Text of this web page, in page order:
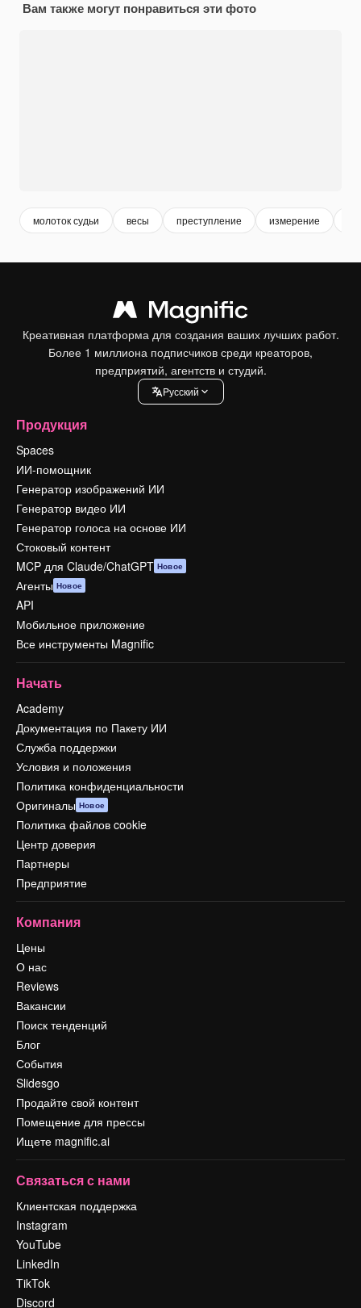
Вам также могут понравиться эти фото
молоток судьи весы преступление измерение
Креативная платформа для создания ваших лучших работ.
Более 1 миллиона подписчиков среди креаторов,
предприятий, агентств и студий.
Pусский
Продукция
Spaces
ИИ-помощник
Генератор изображений ИИ
Генератор видео ИИ
Генератор голоса на основе ИИ
Стоковый контент
MCP для Claude/ChatGPT Новое
Агенты Новое
API
Мобильное приложение
Все инструменты Magnific
Начать
Academy
Документация по Пакету ИИ
Служба поддержки
Условия и положения
Политика конфиденциальности
Оригиналы Новое
Политика файлов cookie
Центр доверия
Партнеры
Предприятие
Компания
Цены
О нас
Reviews
Вакансии
Поиск тенденций
Блог
События
Slidesgo
Продайте свой контент
Помещение для прессы
Ищете magnific.ai
Связаться с нами
Клиентская поддержка
Instagram
YouTube
LinkedIn
TikTok
Discord